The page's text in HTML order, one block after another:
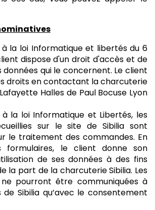
la loi Informatique et libertés du 6
dispose d'un droit d'accès et de
qui le concernent. Le client
droits en contactant la charcuterie
Halles de Paul Bocuse Lyon
la loi Informatique et Libertés, les
sur le site de Sibilia sont
le traitement des commandes. En
formulaires, le client donne son
de ses données à des fins
la part de la charcuterie Sibilia. Les
pourront être communiquées à
Sibilia qu’avec le consentement